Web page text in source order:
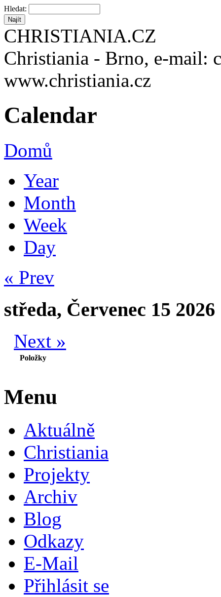
Hledat:
CHRISTIANIA.CZ
Christiania - Brno, e-mail:
www.christiania.cz
Calendar
Domů
Year
Month
Week
Day
« Prev
středa, Červenec 15 2026
Next »
Položky
Menu
Aktuálně
Christiania
Projekty
Archiv
Blog
Odkazy
E-Mail
Přihlásit se